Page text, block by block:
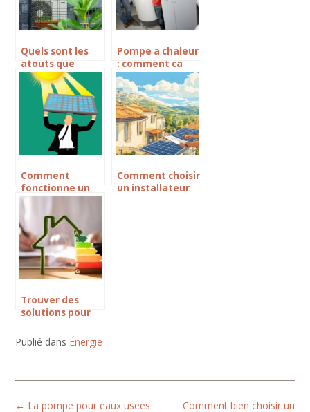
Quels sont les
atouts que
presente une
pompe a chaleur
Pompe a chaleur
: comment ca
marche ?
Comment
fonctionne un
systeme solaire
photovoltaique
?
Comment choisir
un installateur
Trouver des
solutions pour
efficacité
énergétique
Publié dans Énergie
Post
Comment bien choisir un
← La pompe pour eaux usees